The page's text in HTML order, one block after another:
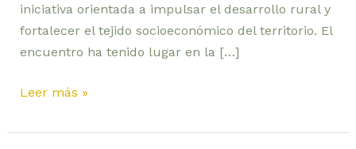
iniciativa orientada a impulsar el desarrollo rural y
fortalecer el tejido socioeconómico del territorio. El
encuentro ha tenido lugar en la […]
Leer más »